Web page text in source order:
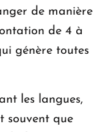
de manière
de 4 à
génère toutes
les langues,
souvent que